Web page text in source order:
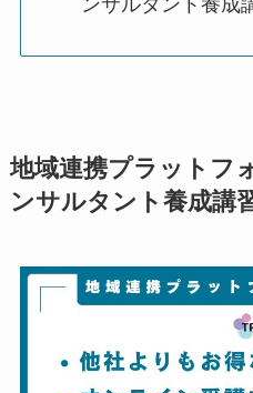
ンサルタント養成
地域連携プラットフ
ンサルタント養成講